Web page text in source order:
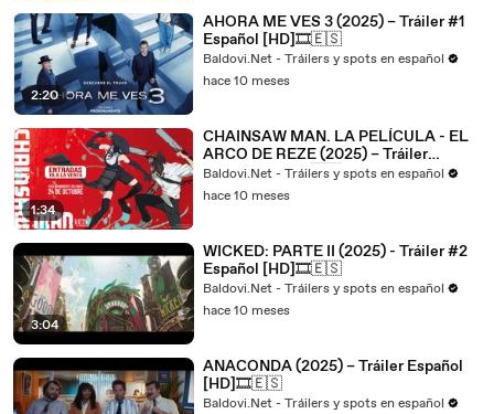
2:20
AHORA ME VES 3 (2025) – Tráiler #1
Español [HD]🎞️🇪🇸
Baldovi.Net - Tráilers y spots en español
hace 10 meses
1:34
CHAINSAW MAN. LA PELÍCULA - EL
ARCO DE REZE (2025) – Tráiler
Español [HD]🎞️🇪🇸
Baldovi.Net - Tráilers y spots en español
hace 10 meses
3:04
WICKED: PARTE II (2025) - Tráiler #2
Español [HD]🎞️🇪🇸
Baldovi.Net - Tráilers y spots en español
hace 10 meses
ANACONDA (2025) – Tráiler Español
[HD]🎞️🇪🇸
Baldovi.Net - Tráilers y spots en español